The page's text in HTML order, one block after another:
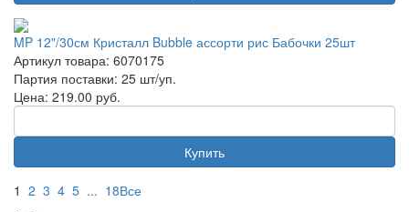
MP 12"/30см Кристалл Bubble ассорти рис Бабочки 25шт
Артикул товара: 6070175
Партия поставки: 25 шт/уп.
Цена: 219.00 руб.
Купить
1 2 3 4 5 ... 18Все